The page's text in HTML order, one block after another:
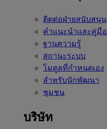
ติดต่อฝ่ายสนับสนุน
คำแนะนำและคู่มือ
ฐานความรู้
สถานะระบบ
โมดูลที่กำหนดเอง
สำหรับนักพัฒนา
ชุมชน
บริษัท